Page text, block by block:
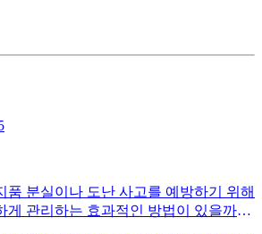
품 분실이나 도난 사고를 예방하기 위해
게 관리하는 효과적인 방법이 있을까